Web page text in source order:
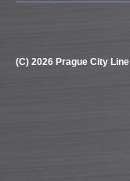
(C) 2026 Prague City Line